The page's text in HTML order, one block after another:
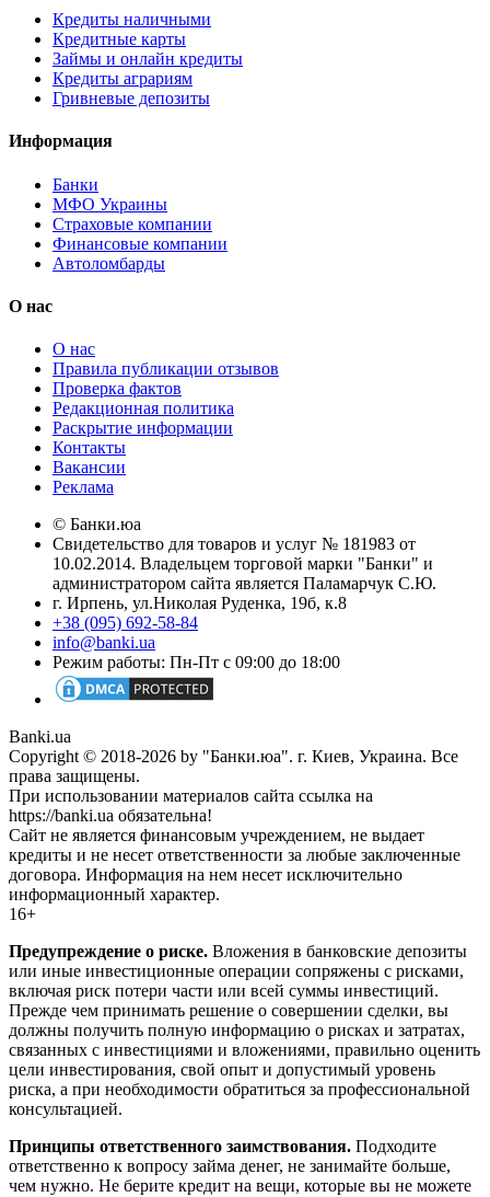
Кредиты наличными
Кредитные карты
Займы и онлайн кредиты
Кредиты аграриям
Гривневые депозиты
Информация
Банки
МФО Украины
Страховые компании
Финансовые компании
Автоломбарды
О нас
О нас
Правила публикации отзывов
Проверка фактов
Редакционная политика
Раскрытие информации
Контакты
Вакансии
Реклама
© Банки.юа
Свидетельство для товаров и услуг № 181983 от
10.02.2014. Владельцем торговой марки "Банки" и
администратором сайта является Паламарчук С.Ю.
г. Ирпень, ул.Николая Руденка, 19б, к.8
+38 (095) 692-58-84
info@banki.ua
Режим работы: Пн-Пт с 09:00 до 18:00
Banki.ua
Copyright © 2018-2026 by "Банки.юа". г. Киев, Украина. Все
права защищены.
При использовании материалов сайта ссылка на
https://banki.ua обязательна!
Сайт не является финансовым учреждением, не выдает
кредиты и не несет ответственности за любые заключенные
договора. Информация на нем несет исключительно
информационный характер.
16+
Предупреждение о риске. Вложения в банковские депозиты
или иные инвестиционные операции сопряжены с рисками,
включая риск потери части или всей суммы инвестиций.
Прежде чем принимать решение о совершении сделки, вы
должны получить полную информацию о рисках и затратах,
связанных с инвестициями и вложениями, правильно оценить
цели инвестирования, свой опыт и допустимый уровень
риска, а при необходимости обратиться за профессиональной
консультацией.
Принципы ответственного заимствования. Подходите
ответственно к вопросу займа денег, не занимайте больше,
чем нужно. Не берите кредит на вещи, которые вы не можете